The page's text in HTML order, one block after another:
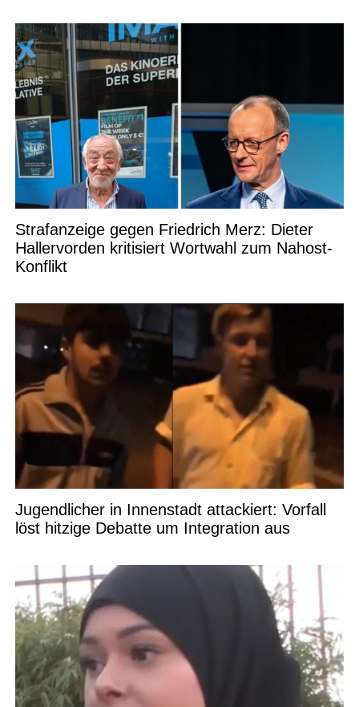
Strafanzeige gegen Friedrich Merz: Dieter
Hallervorden kritisiert Wortwahl zum Nahost-
Konflikt
Jugendlicher in Innenstadt attackiert: Vorfall
löst hitzige Debatte um Integration aus